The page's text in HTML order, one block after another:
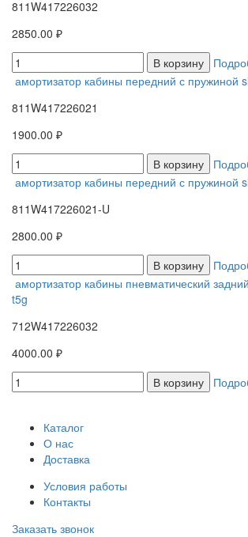
811W417226032
2850.00 ₽
В корзину
амортизатор кабины передний с пружиной
811W417226021
1900.00 ₽
В корзину
амортизатор кабины передний с пружиной
811W417226021-U
2800.00 ₽
В корзину
амортизатор кабины пневматический
t5g
712W417226032
4000.00 ₽
В корзину
Каталог
О нас
Доставка
Условия работы
Контакты
Заказать звонок